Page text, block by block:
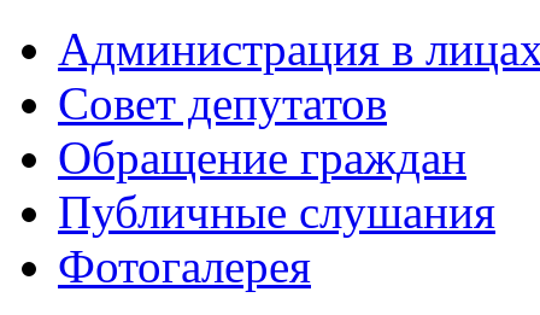
Администрация в
Совет депутатов
Обращение граждан
Публичные слушания
Фотогалерея